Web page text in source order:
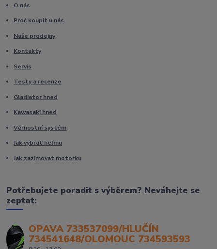
O nás
Proč koupit u nás
Naše prodejny
Kontakty
Servis
Testy a recenze
Gladiator hned
Kawasaki hned
Věrnostní systém
Jak vybrat helmu
Jak zazimovat motorku
Potřebujete poradit s výběrem? Neváhejte se
zeptat:
OPAVA 733537099/HLUČÍN
734541648/OLOMOUC 734593593